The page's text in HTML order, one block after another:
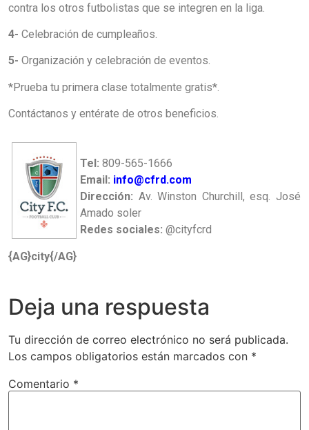
contra los otros futbolistas que se integren en la liga.
4- Celebración de cumpleaños.
5- Organización y celebración de eventos.
*Prueba tu primera clase totalmente gratis*.
Contáctanos y entérate de otros beneficios.
Tel: 809-565-1666
Email: info@cfrd.com
Dirección: Av. Winston Churchill, esq. José
Amado soler
Redes sociales: @cityfcrd
{AG}city{/AG}
Deja una respuesta
Tu dirección de correo electrónico no será publicada.
Los campos obligatorios están marcados con *
Comentario *